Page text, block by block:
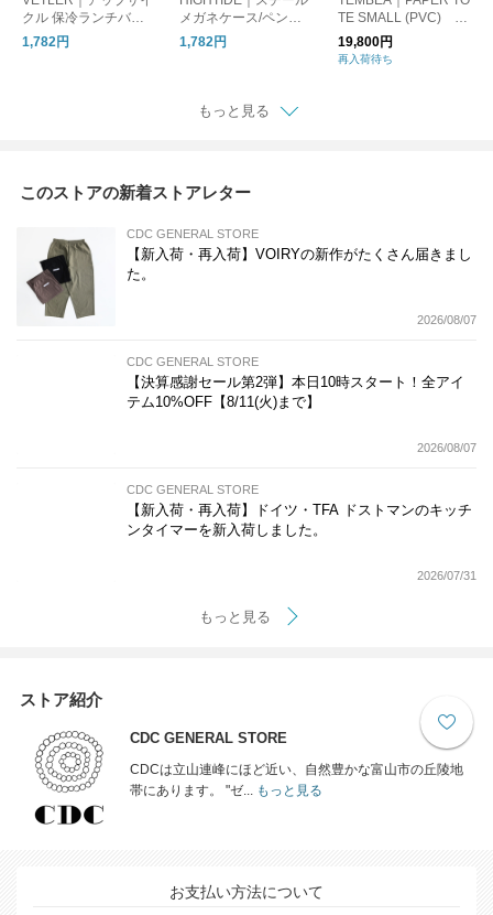
クル 保冷ランチバッ
グ/保冷バッグ
1,782円
メガネケース/ペンケ
ース
1,782円
TE SMALL (PVC) D
OG-1/トートバッグ 犬
19,800円
再入荷待ち
もっと見る
このストアの新着ストアレター
CDC GENERAL STORE
【新入荷・再入荷】VOIRYの新作がたくさん届きまし
た。
2026/08/07
CDC GENERAL STORE
【決算感謝セール第2弾】本日10時スタート！全アイ
テム10%OFF【8/11(火)まで】
2026/08/07
CDC GENERAL STORE
【新入荷・再入荷】ドイツ・TFA ドストマンのキッチ
ンタイマーを新入荷しました。
2026/07/31
もっと見る
ストア紹介
CDC GENERAL STORE
CDCは立山連峰にほど近い、自然豊かな富山市の丘陵地
帯にあります。 "ゼ...もっと見る
お支払い方法について